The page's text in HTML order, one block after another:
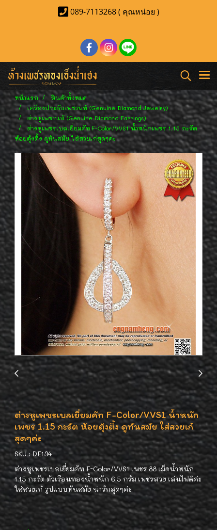
089-7113268 ( คุณหน่อย )
หน้าแรก
สินค้าทั้งหมด
เครื่องประดับเพชรแท้ (Genuine Diamond Jewelry)
ต่างหูเพชรแท้ (Genuine Diamond Earrings)
ต่างหูเพชรเบลเยี่ยมคัท F-Color/VVS1 น้ำหนักเพชร 1.15 กะรัต
ห้อยตุ้งติ้ง ดูทันสมัย ใส่สวยเก๋สุดๆค่ะ
ต่างหูเพชรเบลเยี่ยมคัท F-Color/VVS1 น้ำหนัก
เพชร 1.15 กะรัต ห้อยตุ้งติ้ง ดูทันสมัย ใส่สวยเก๋
สุดๆค่ะ
SKU : DE134
ต่างหูเพชรเบลเยี่ยมคัท F-Color/VVS1 เพชร 88 เม็ดน้ำหนัก
1.15 กะรัต ตัวเรือนทองน้ำหนัก 6.5 กรัม เพชรสวย เล่นไฟดีค่ะ
ใส่สวยเก๋ รูปแบบทันสมัย น่ารักสุดๆค่ะ